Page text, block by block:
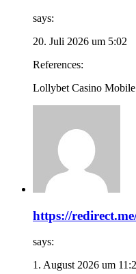
says:
20. Juli 2026 um 5:02
References:
Lollybet Casino Mobile
https://
says:
1. August 2026 um